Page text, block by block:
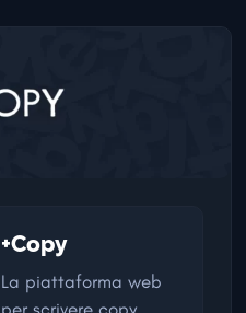
+Copy
La piattaforma web
per scrivere copy